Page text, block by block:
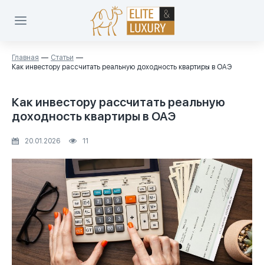
Главная
Статьи
Как инвестору рассчитать реальную доходность квартиры в ОАЭ
Как инвестору рассчитать реальную
доходность квартиры в ОАЭ
20.01.2026 11